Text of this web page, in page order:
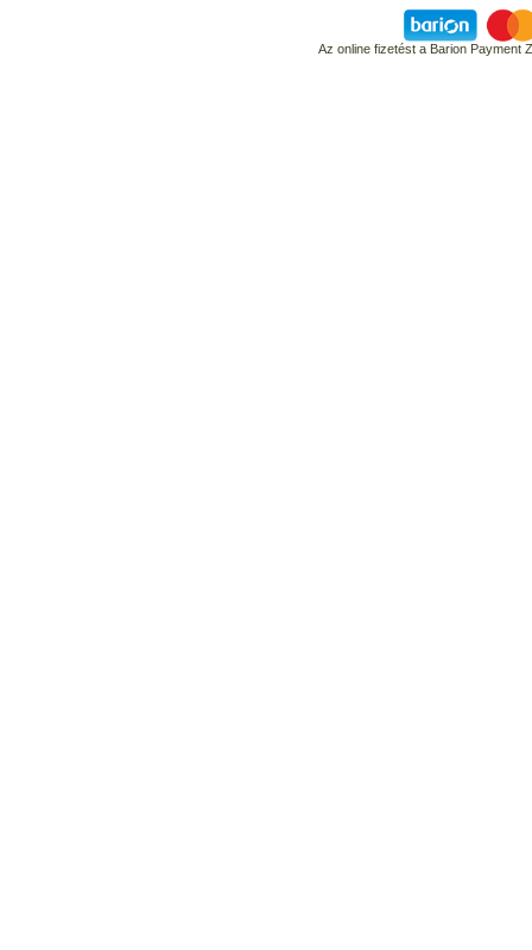
Az online fizetést a Barion Payment